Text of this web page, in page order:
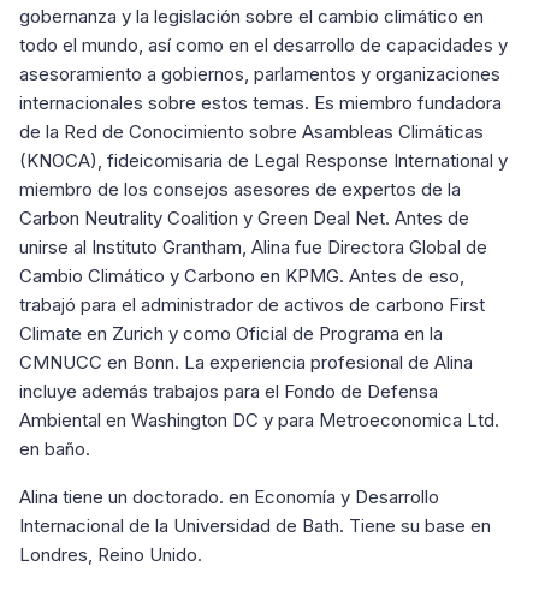
gobernanza y la legislación sobre el cambio climático en
todo el mundo, así como en el desarrollo de capacidades y
asesoramiento a gobiernos, parlamentos y organizaciones
internacionales sobre estos temas. Es miembro fundadora
de la Red de Conocimiento sobre Asambleas Climáticas
(KNOCA), fideicomisaria de Legal Response International y
miembro de los consejos asesores de expertos de la
Carbon Neutrality Coalition y Green Deal Net. Antes de
unirse al Instituto Grantham, Alina fue Directora Global de
Cambio Climático y Carbono en KPMG. Antes de eso,
trabajó para el administrador de activos de carbono First
Climate en Zurich y como Oficial de Programa en la
CMNUCC en Bonn. La experiencia profesional de Alina
incluye además trabajos para el Fondo de Defensa
Ambiental en Washington DC y para Metroeconomica Ltd.
en baño.
Alina tiene un doctorado. en Economía y Desarrollo
Internacional de la Universidad de Bath. Tiene su base en
Londres, Reino Unido.